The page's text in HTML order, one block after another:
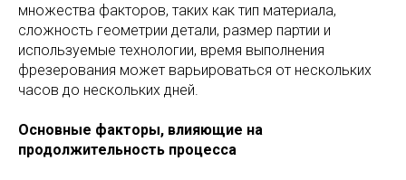
множества факторов, таких как тип материала,
сложность геометрии детали, размер партии и
используемые технологии, время выполнения
фрезерования может варьироваться от нескольких
часов до нескольких дней.
Основные факторы, влияющие на
продолжительность процесса